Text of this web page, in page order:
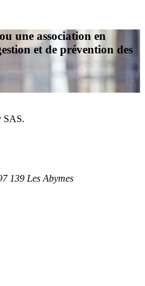
une association en
et de prévention des
SAS.
139 Les Abymes